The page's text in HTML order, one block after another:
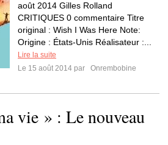
août 2014 Gilles Rolland
CRITIQUES 0 commentaire Titre
original : Wish I Was Here Note:
Origine : États-Unis Réalisateur :...
Lire la suite
Le 15 août 2014 par
Onrembobine
vie » : Le nouveau